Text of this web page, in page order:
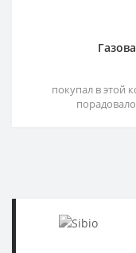
покупал в этой